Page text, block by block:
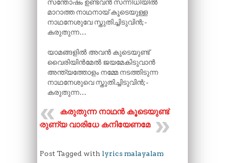
സന്തോഷം ഉണ്ടവൻ സന്നിധിയിൽ
മാറാത്ത നാഥനായ് കൂടെയുള്ള
നാഥനേശുവേ സ്തുതിച്ചിടുവിൻ;-
കരുതുന്ന…
യാമങ്ങളിൽ അവൻ കുടെയുണ്ട്
വൈരിയിൻമേൽ ജയമേകിടുവാൻ
അന്ത്യത്തോളം നമ്മേ നടത്തിടുന്ന
നാഥനേശുവെ സ്തുതിച്ചിടുവിൻ;-
കരുതുന്ന…
കരുതുന്ന നാഥൻ കൂടെയുണ്ട്
കാരുണ്യ വാരിധേ കനിയേണമേ
Post Tagged with lyrics malayalam